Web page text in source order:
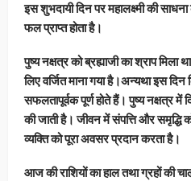
इस शुभदायी दिन पर महालक्ष्मी की
फल प्राप्त होता है।
पुष्य नक्षत्र को ब्रह्याजी का श्राप मिला
लिए वर्जित माना गया है।अन्यथा इस दिन
सफलतापूर्वक पूर्ण होते हैं। पुष्य नक्षत्र में
की जाती है। जीवन में संपत्ति और
व्यक्ति को पूरा अवसर प्रदान करता है।
आज की राशियों का हाल तथा ग्रहों की